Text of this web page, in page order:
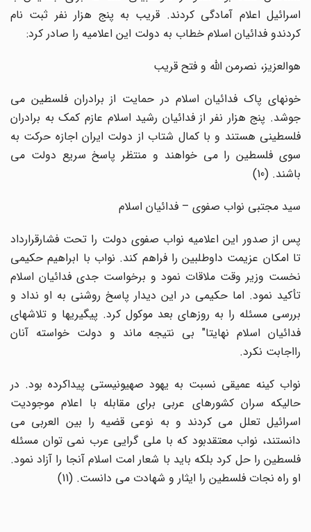
اسرائیل اعلام آمادگی کردند. قریب به پنج هزار نفر ثبت نام
کردندو فدائیان اسلام خطاب به دولت این اعلامیه را صادر کرد:
هوالعزیز، نصرمن الله و فتح قریب
خونهای پاک فدائیان اسلام در حمایت از برادران فلسطین می
جوشد. پنج هزار نفر از فدائیان رشید اسلام عازم کمک به برادران
فلسطینی هستند و با کمال شتاب از دولت ایران اجازه حرکت به
سوی فلسطین را می خواهند و منتظر پاسخ سریع دولت می
باشند. (10)
سید مجتبی نواب صفوی – فدائیان اسلام
پس از صدور این اعلامیه نواب صفوی دولت را تحت فشارقرارداد
تا امکان عزیمت داوطلبین را فراهم کند. نواب با ابراهیم حکیمی
نخست وزیر وقت ملاقات نمود و برخواست جدی فدائیان اسلام
تأکید نمود. اما حکیمی در این دیدار پاسخ روشنی به او نداد و
بررسی مسئله را به روزهای بعد موکول کرد. پیگیریها و تلاشهای
فدائیان اسلام نهایتا" بی نتیجه ماند و دولت خواسته آنان
رااجابت نکرد.
نواب کینه عمیقی نسبت به یهود صهیونیستی پیداکرده بود. در
حالیکه سران کشورهای عربی برای مقابله با اعلام موجودیت
اسرائیل تعلل می کردند و به نوعی قضیه را بین العربی می
دانستند، نواب معتقدبود که با ملی گرایی عرب نمی توان مسئله
فلسطین را حل کرد بلکه باید با شعار امت اسلام آنجا را آزاد نمود.
او راه نجات فلسطین را ایثار و شهادت می دانست. (11)